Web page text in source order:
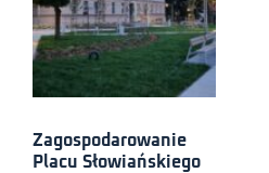
Zagospodarowanie
Placu Słowiańskiego